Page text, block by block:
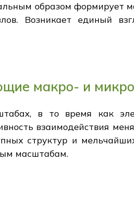
образом формирует
Возникает единый
макро- и
в то время как
взаимодействия
структур и
масштабам.